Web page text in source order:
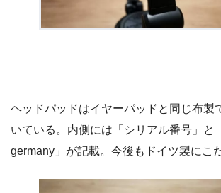
ヘッドパッドはイヤーパッドと同じ布製
いている。内側には「シリアル番号」と
germany」が記載。今後もドイツ製にこ